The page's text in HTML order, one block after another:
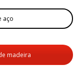
aço
madeira